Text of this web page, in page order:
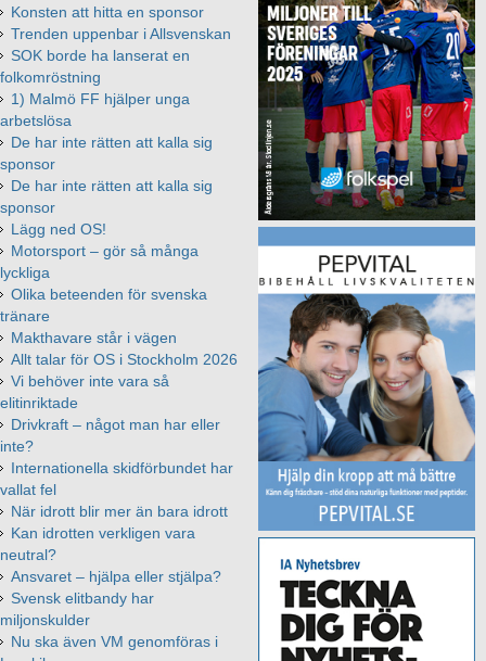
Konsten att hitta en sponsor
Trenden uppenbar i Allsvenskan
SOK borde ha lanserat en
folkomröstning
1) Malmö FF hjälper unga
arbetslösa
De har inte rätten att kalla sig
sponsor
De har inte rätten att kalla sig
sponsor
Lägg ned OS!
Motorsport – gör så många
lyckliga
Olika beteenden för svenska
tränare
Makthavare står i vägen
Allt talar för OS i Stockholm 2026
Vi behöver inte vara så
elitinriktade
Drivkraft – något man har eller
inte?
Internationella skidförbundet har
vallat fel
När idrott blir mer än bara idrott
Kan idrotten verkligen vara
neutral?
Ansvaret – hjälpa eller stjälpa?
Svensk elitbandy har
miljonskulder
Nu ska även VM genomföras i